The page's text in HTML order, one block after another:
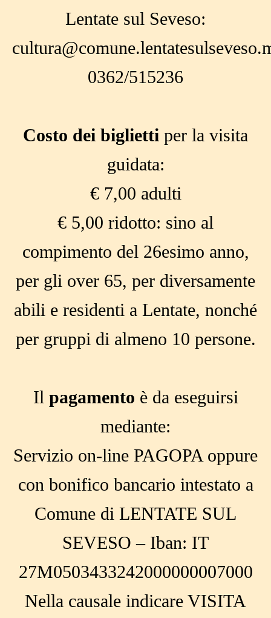
Lentate sul Seveso:
0362/515236
Costo dei biglietti per la visita
guidata:
€ 7,00 adulti
€ 5,00 ridotto: sino al
compimento del 26esimo anno,
per gli over 65, per diversamente
abili e residenti a Lentate, nonché
per gruppi di almeno 10 persone.
Il pagamento è da eseguirsi
mediante:
Servizio on-line PAGOPA oppure
con bonifico bancario intestato a
Comune di LENTATE SUL
SEVESO – Iban: IT
27M0503433242000000007000
Nella causale indicare VISITA